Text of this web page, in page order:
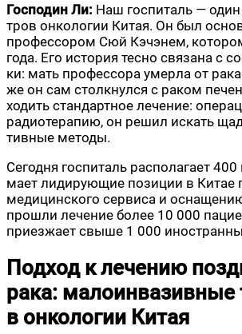
Гос­по­дин Ли: Наш гос­пи­таль —
тров онко­ло­гии Китая. Он был
про­фес­со­ром Сюй Кэч­энем,
года. Его исто­рия тес­но свя­за­на с
ки: мать про­фес­со­ра умер­ла от
же он сам столк­нул­ся с раком
хо­дить стан­дарт­ное лече­ние:
радио­те­ра­пию, он решил искать
тив­ные методы.
Сего­дня гос­пи­таль рас­по­ла­га­ет
ма­ет лиди­ру­ю­щие пози­ции в Китае
меди­цин­ско­го сер­ви­са и
про­шли лече­ние более 10 000
при­ез­жа­ет свы­ше 1 000
Подход к лечению
рака: малоинвазивные
в онкологии Китая